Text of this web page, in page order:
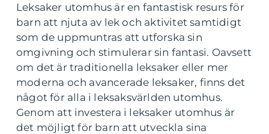
Leksaker utomhus är en fantastisk resurs för
barn att njuta av lek och aktivitet samtidigt
som de uppmuntras att utforska sin
omgivning och stimulerar sin fantasi. Oavsett
om det är traditionella leksaker eller mer
moderna och avancerade leksaker, finns det
något för alla i leksaksvärlden utomhus.
Genom att investera i leksaker utomhus är
det möjligt för barn att utveckla sina